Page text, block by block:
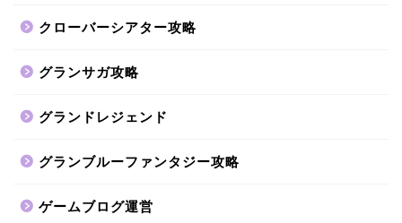
クローバーシアター攻略
グランサガ攻略
グランドレジェンド
グランブルーファンタジー攻略
ゲームブログ運営